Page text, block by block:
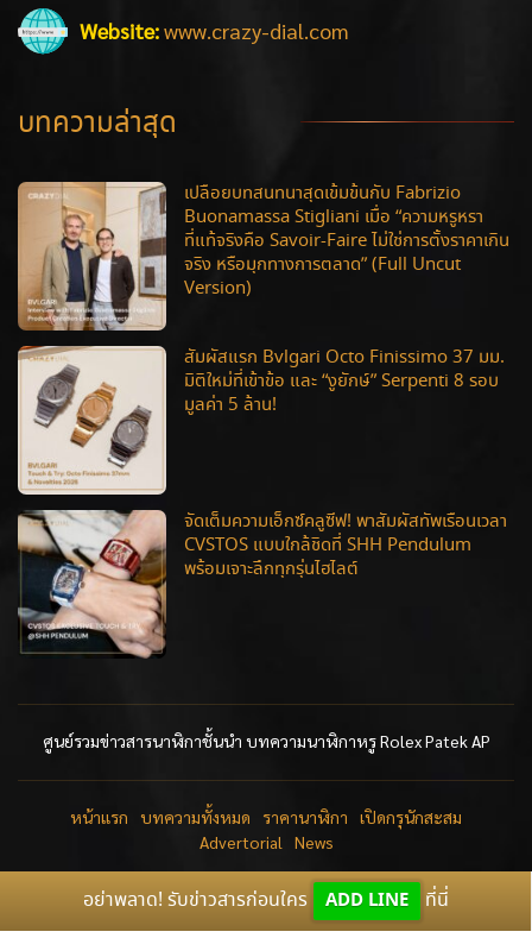
Website:www.crazy-dial.com
บทความล่าสุด
เปลือยบทสนทนาสุดเข้มข้นกับ Fabrizio
Buonamassa Stigliani เมื่อ “ความหรูหรา
ที่แท้จริงคือ Savoir-Faire ไม่ใช่การตั้งราคาเกิน
จริง หรือมุกทางการตลาด” (Full Uncut
Version)
สัมผัสแรก Bvlgari Octo Finissimo 37 มม.
มิติใหม่ที่เข้าข้อ และ “งูยักษ์” Serpenti 8 รอบ
มูลค่า 5 ล้าน!
จัดเต็มความเอ็กซ์คลูซีฟ! พาสัมผัสทัพเรือนเวลา
CVSTOS แบบใกล้ชิดที่ SHH Pendulum
พร้อมเจาะลึกทุกรุ่นไฮไลต์
ศูนย์รวมข่าวสารนาฬิกาชั้นนำ บทความนาฬิกาหรู Rolex Patek AP
หน้าแรก บทความทั้งหมด ราคานาฬิกา
เปิดกรุนักสะสม
Advertorial
News
อย่าพลาด! รับข่าวสารก่อนใคร ADD LINE ที่นี่